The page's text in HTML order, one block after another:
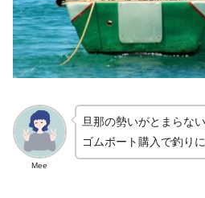
Mee
旦那の勢いがとまらな
ゴムボート購入で釣り